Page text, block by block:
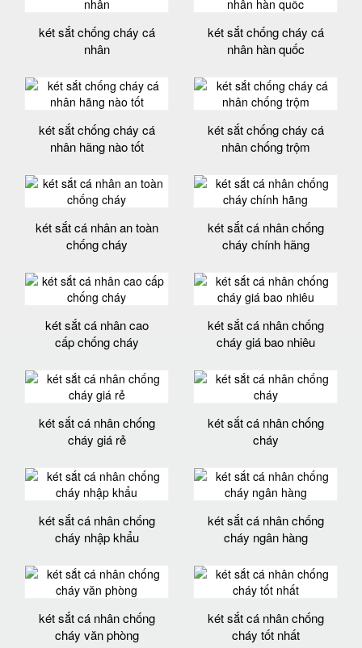
két sắt chống cháy cá
nhân
két sắt chống cháy cá
nhân hàn quốc
két sắt chống cháy cá
nhân hãng nào tốt
két sắt chống cháy cá
nhân chống trộm
két sắt cá nhân an toàn
chống cháy
két sắt cá nhân chống
cháy chính hãng
két sắt cá nhân cao
cấp chống cháy
két sắt cá nhân chống
cháy giá bao nhiêu
két sắt cá nhân chống
cháy giá rẻ
két sắt cá nhân chống
cháy
két sắt cá nhân chống
cháy nhập khẩu
két sắt cá nhân chống
cháy ngân hàng
két sắt cá nhân chống
cháy văn phòng
két sắt cá nhân chống
cháy tốt nhất